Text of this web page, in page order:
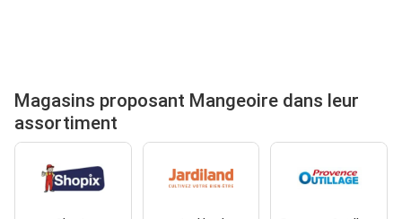
Magasins proposant Mangeoire dans leur
assortiment